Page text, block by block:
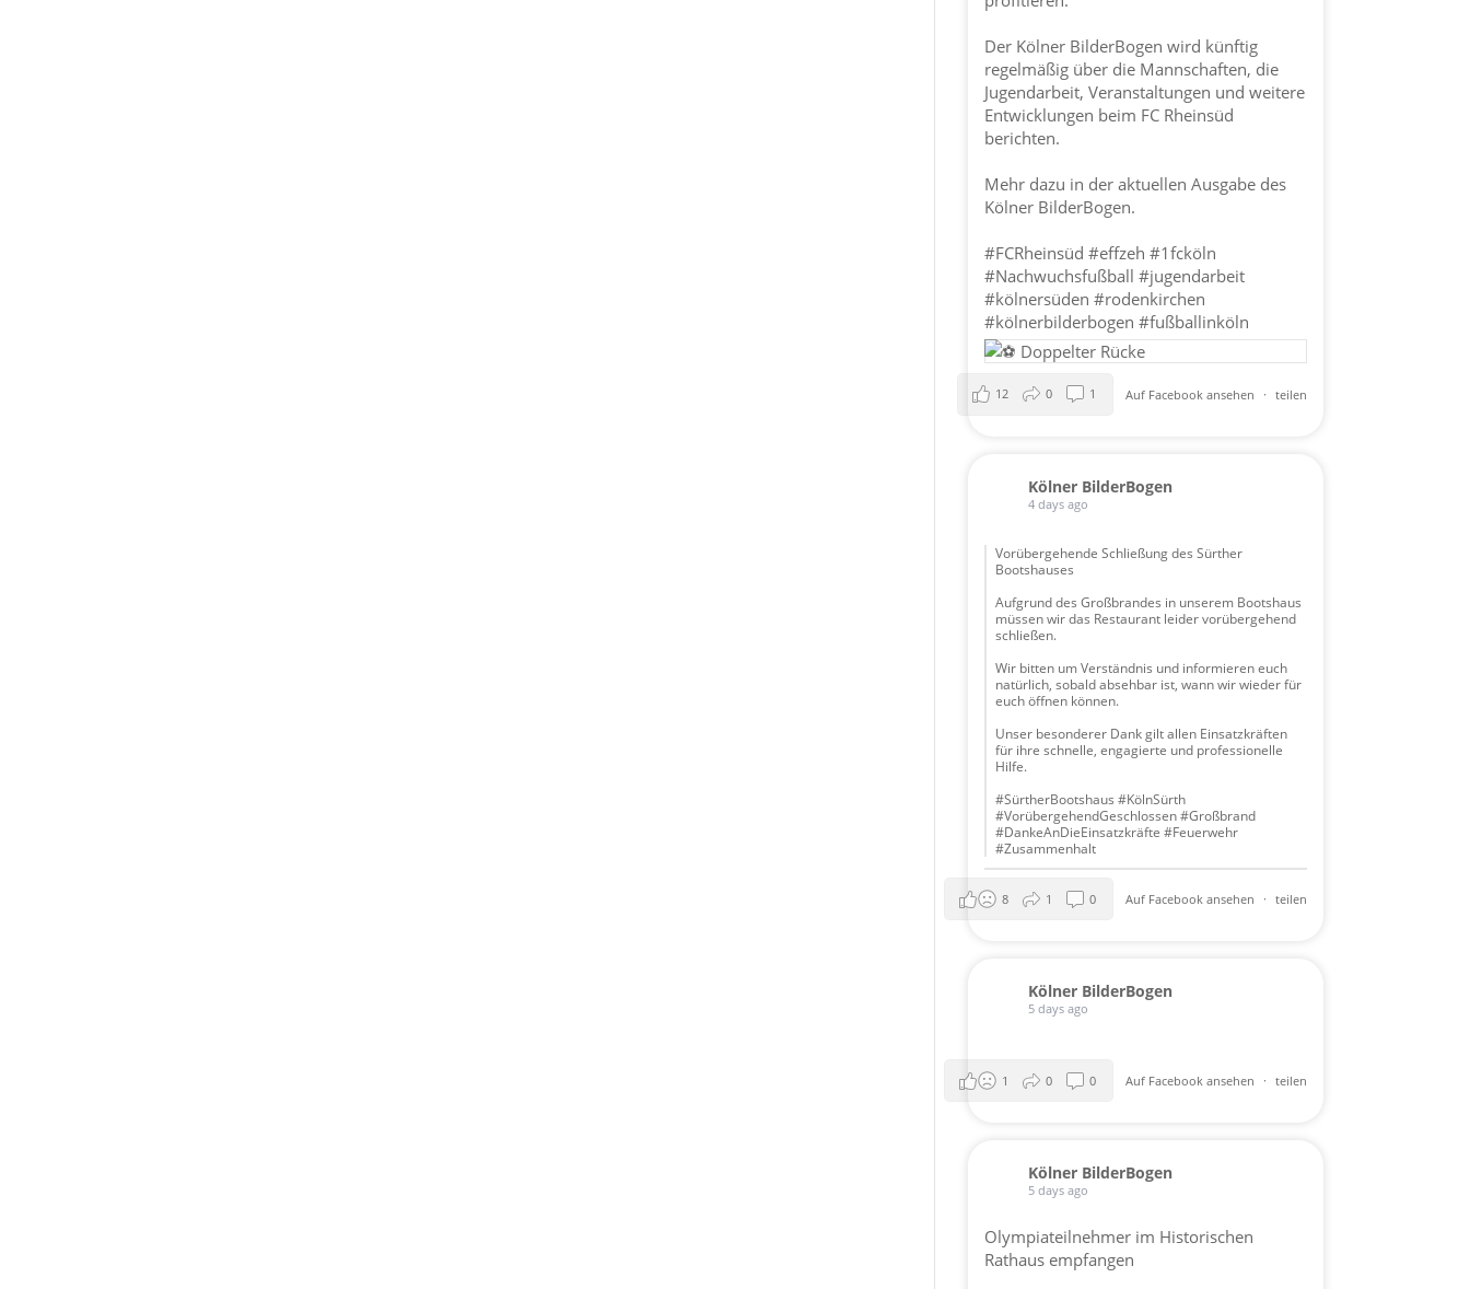
Der Kölner BilderBogen wird künftig
regelmäßig über die Mannschaften, die
Jugendarbeit, Veranstaltungen und weitere
Entwicklungen beim FC Rheinsüd
berichten.
Mehr dazu in der aktuellen Ausgabe des
Kölner BilderBogen.
#FCRheinsüd #effzeh #1fcköln
#Nachwuchsfußball #jugendarbeit
#kölnersüden #rodenkirchen
#kölnerbilderbogen #fußballinköln
Auf Facebook ansehen · teilen
12 0 1
Kölner BilderBogen
4 days ago
Vorübergehende Schließung des Sürther
Bootshauses
Aufgrund des Großbrandes in unserem Bootshaus
müssen wir das Restaurant leider vorübergehend
schließen.
Wir bitten um Verständnis und informieren euch
natürlich, sobald absehbar ist, wann wir wieder für
euch öffnen können.
Unser besonderer Dank gilt allen Einsatzkräften
für ihre schnelle, engagierte und professionelle
Hilfe.
#SürtherBootshaus #KölnSürth
#VorübergehendGeschlossen #Großbrand
#DankeAnDieEinsatzkräfte #Feuerwehr
#Zusammenhalt
Auf Facebook ansehen · teilen
8 1 0
Kölner BilderBogen
5 days ago
Auf Facebook ansehen · teilen
1 0 0
Kölner BilderBogen
5 days ago
Olympiateilnehmer im Historischen
Rathaus empfangen